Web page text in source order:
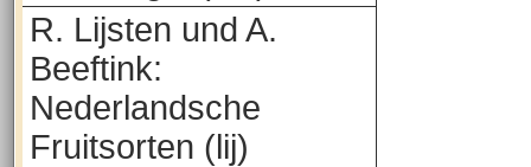
R. Lijsten und A.
Beeftink:
Nederlandsche
Fruitsorten (lij)